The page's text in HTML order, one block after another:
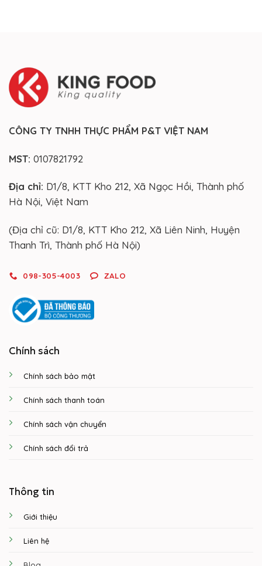
CÔNG TY TNHH THỰC PHẨM P&T VIỆT NAM
MST: 0107821792
Địa chỉ: D1/8, KTT Kho 212, Xã Ngọc Hồi, Thành phố
Hà Nội, Việt Nam
(Địa chỉ cũ: D1/8, KTT Kho 212, Xã Liên Ninh, Huyện
Thanh Trì, Thành phố Hà Nội)
098-305-4003 ZALO
Chính sách
Chính sách bảo mật
Chính sách thanh toán
Chính sách vận chuyển
Chính sách đổi trả
Thông tin
Giới thiệu
Liên hệ